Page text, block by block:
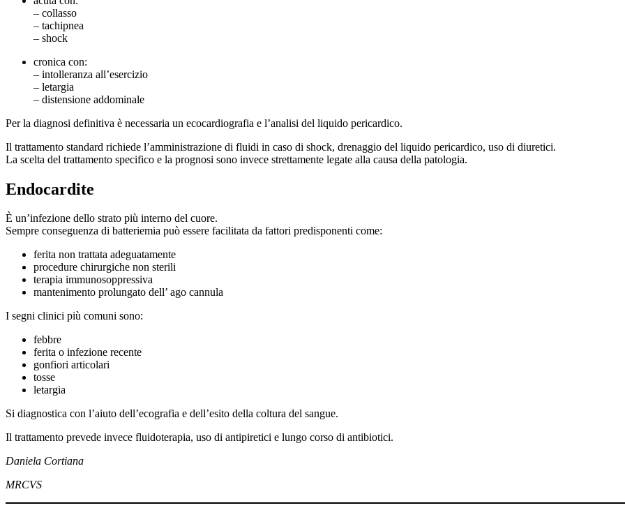
– collasso
– tachipnea
– shock
cronica con:
– intolleranza all’esercizio
– letargia
– distensione addominale
Per la diagnosi definitiva è necessaria un ecocardiografia e l’analisi del liquido pericardico.
Il trattamento standard richiede l’amministrazione di fluidi in caso di shock, drenaggio del liquido pericardico, uso di diuretici.
La scelta del trattamento specifico e la prognosi sono invece strettamente legate alla causa della patologia.
Endocardite
È un’infezione dello strato più interno del cuore.
Sempre conseguenza di batteriemia può essere facilitata da fattori predisponenti come:
ferita non trattata adeguatamente
procedure chirurgiche non sterili
terapia immunosoppressiva
mantenimento prolungato dell’ ago cannula
I segni clinici più comuni sono:
febbre
ferita o infezione recente
gonfiori articolari
tosse
letargia
Si diagnostica con l’aiuto dell’ecografia e dell’esito della coltura del sangue.
Il trattamento prevede invece fluidoterapia, uso di antipiretici e lungo corso di antibiotici.
Daniela Cortiana
MRCVS